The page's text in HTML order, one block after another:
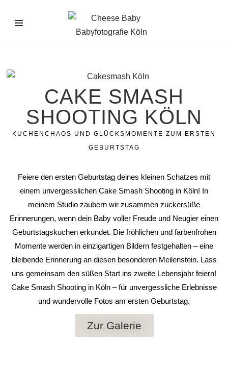
Zum
CAKE SMASH
SHOOTING KÖLN
KUCHENCHAOS UND GLÜCKSMOMENTE ZUM ERSTEN
GEBURTSTAG
Feiere den ersten Geburtstag deines kleinen Schatzes mit
einem unvergesslichen Cake Smash Shooting in Köln! In
meinem Studio zaubern wir zusammen zuckersüße
Erinnerungen, wenn dein Baby voller Freude und Neugier einen
Geburtstagskuchen erkundet. Die fröhlichen und farbenfrohen
Momente werden in einzigartigen Bildern festgehalten – eine
bleibende Erinnerung an diesen besonderen Meilenstein. Lass
uns gemeinsam den süßen Start ins zweite Lebensjahr feiern!
Cake Smash Shooting in Köln – für unvergessliche Erlebnisse
und wundervolle Fotos am ersten Geburtstag.
Zur Galerie